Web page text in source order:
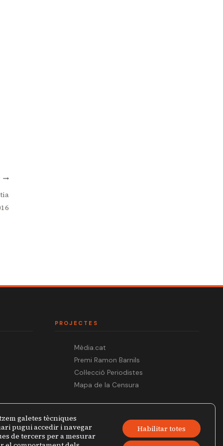
PROJECTES
Mèdia.cat
Premi Ramon Barnils
Col·lecció Periodistes
Mapa de la Censura
galetes tècniques
pugui accedir i navegar
de tercers per a mesurar
Habilitar totes